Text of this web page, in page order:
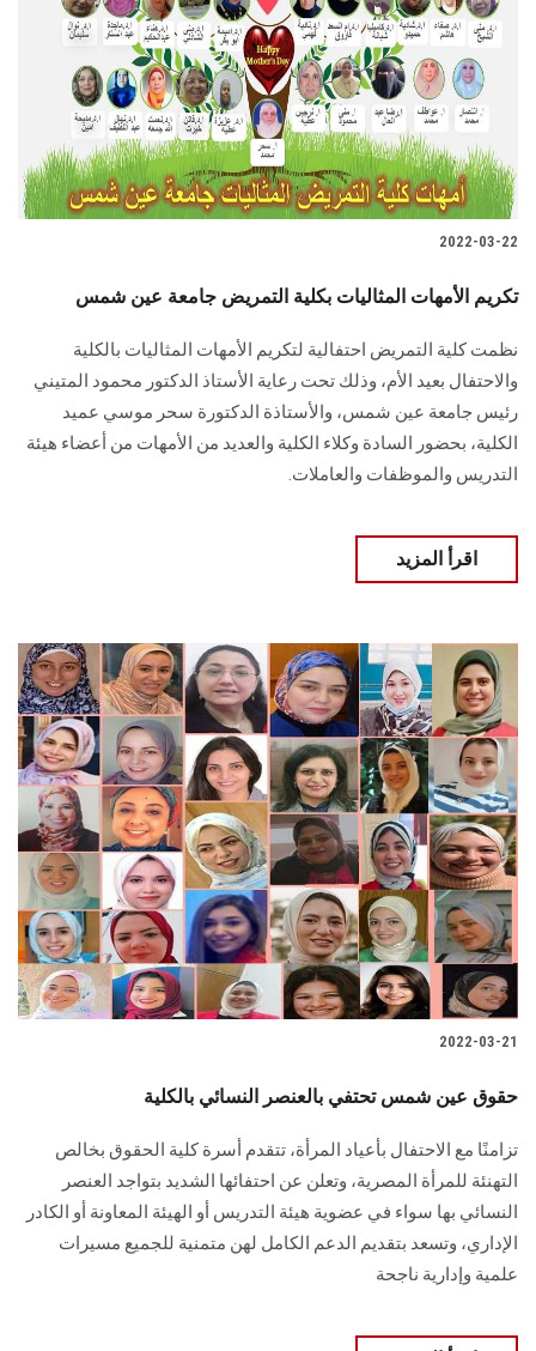
2022-03-22
تكريم الأمهات المثاليات بكلية التمريض جامعة عين شمس
نظمت كلية التمريض احتفالية لتكريم الأمهات المثاليات بالكلية
والاحتفال بعيد الأم، وذلك تحت رعاية الأستاذ الدكتور محمود المتيني
رئيس جامعة عين شمس، والأستاذة الدكتورة سحر موسي عميد
الكلية، بحضور السادة وكلاء الكلية والعديد من الأمهات من أعضاء هيئة
التدريس والموظفات والعاملات.
اقرأ المزيد
2022-03-21
حقوق عين شمس تحتفي بالعنصر النسائي بالكلية
تزامنًا مع الاحتفال بأعياد المرأة، تتقدم أسرة كلية الحقوق بخالص
التهنئة للمرأة المصرية، وتعلن عن احتفائها الشديد بتواجد العنصر
النسائي بها سواء في عضوية هيئة التدريس أو الهيئة المعاونة أو الكادر
الإداري، وتسعد بتقديم الدعم الكامل لهن متمنية للجميع مسيرات
علمية وإدارية ناجحة